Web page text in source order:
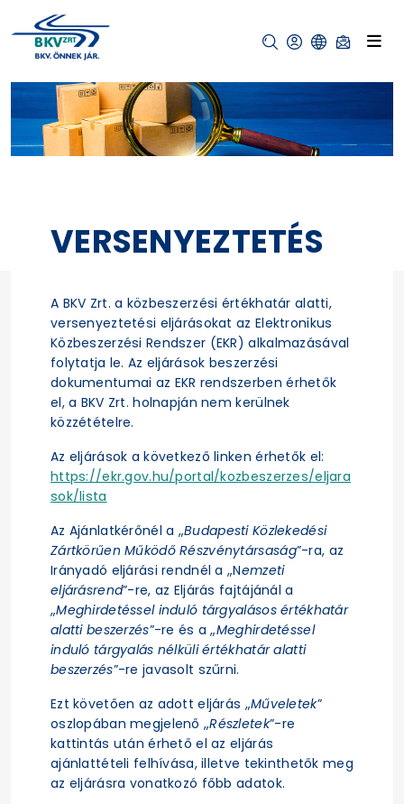
VERSENYEZTETÉS
A BKV Zrt. a közbeszerzési értékhatár alatti,
versenyeztetési eljárásokat az Elektronikus
Közbeszerzési Rendszer (EKR) alkalmazásával
folytatja le. Az eljárások beszerzési
dokumentumai az EKR rendszerben érhetők
el, a BKV Zrt. holnapján nem kerülnek
közzétételre.
Az eljárások a következő linken érhetők el:
https://ekr.gov.hu/portal/kozbeszerzes/eljara
sok/lista
Az Ajánlatkérőnél a „Budapesti Közlekedési
Zártkörűen Működő Részvénytársaság”-ra, az
Irányadó eljárási rendnél a „Nemzeti
eljárásrend”-re, az Eljárás fajtájánál a
„Meghirdetéssel induló tárgyalásos értékhatár
alatti beszerzés”-re és a „Meghirdetéssel
induló tárgyalás nélküli értékhatár alatti
beszerzés”-re javasolt szűrni.
Ezt követően az adott eljárás „Műveletek”
oszlopában megjelenő „Részletek”-re
kattintás után érhető el az eljárás
ajánlattételi felhívása, illetve tekinthetők meg
az eljárásra vonatkozó főbb adatok.